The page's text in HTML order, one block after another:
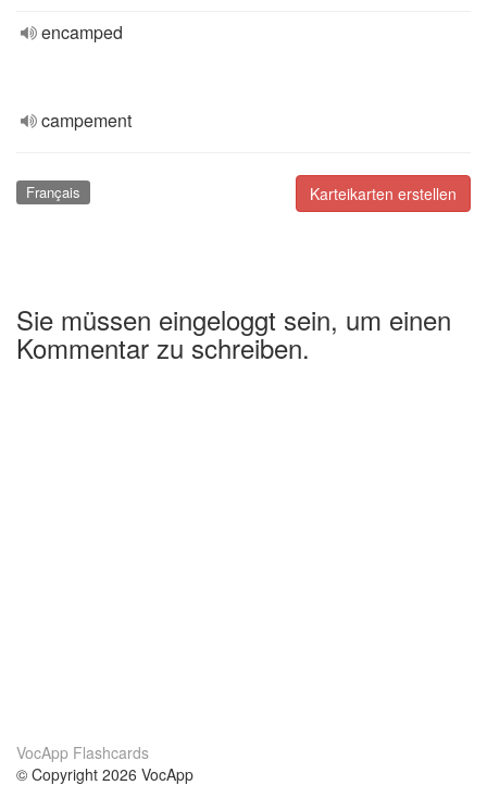
encamped
campement
Karteikarten erstellen
Français
Sie müssen eingeloggt sein, um einen
Kommentar zu schreiben.
VocApp Flashcards
© Copyright 2026 VocApp